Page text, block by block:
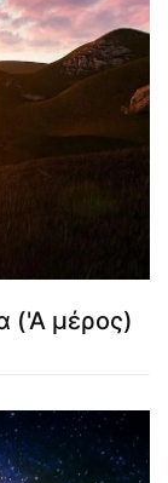
('Α μέρος)